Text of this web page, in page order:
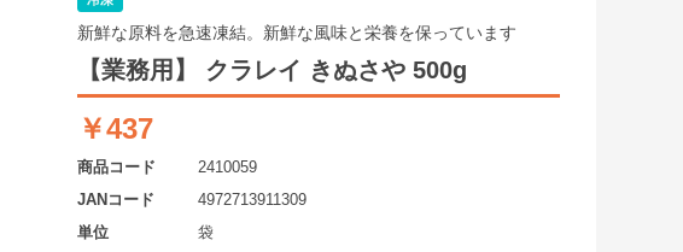
新鮮な原料を急速凍結。新鮮な風味と栄養を保っています
【業務用】 クラレイ きぬさや 500g
￥437
商品コード
2410059
JANコード
4972713911309
単位
袋